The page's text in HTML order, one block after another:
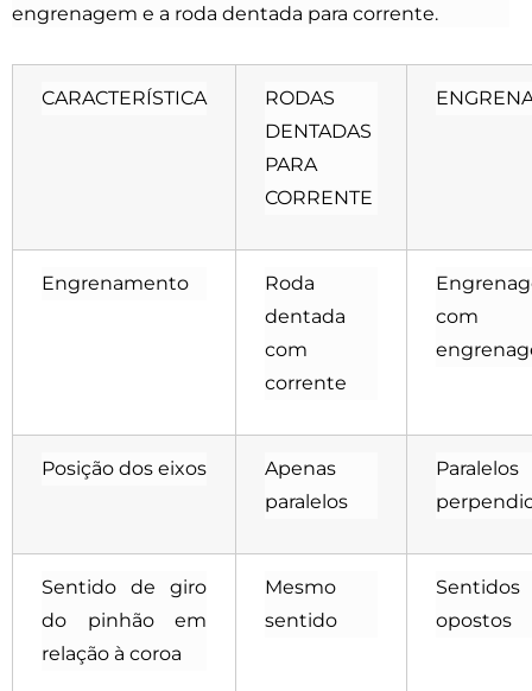
engrenagem e a roda dentada para corrente.
CARACTERÍSTICA
RODAS
DENTADAS
PARA
CORRENTE
Engrenamento
Roda
dentada
com
corrente
com
Posição dos eixos
Apenas
paralelos
Sentido de giro
do pinhão em
relação à coroa
Mesmo
sentido
Sentidos
opostos